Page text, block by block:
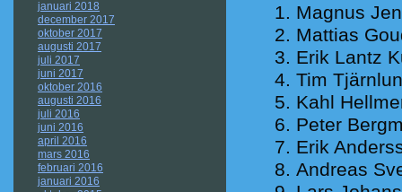
januari 2018
december 2017
oktober 2017
augusti 2017
juli 2017
juni 2017
oktober 2016
augusti 2016
juli 2016
juni 2016
april 2016
mars 2016
februari 2016
januari 2016
Magnus
Mattias
Erik Lantz
Tim
Kahl
Peter
Erik
Andreas